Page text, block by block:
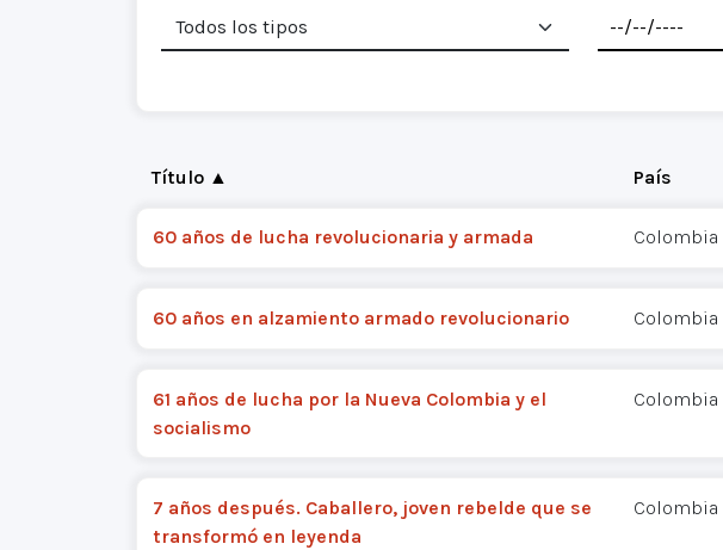
Título ▲ País
60 años de lucha revolucionaria y armada Colombia
60 años en alzamiento armado revolucionario Colombia
61 años de lucha por la Nueva Colombia y el
socialismo
Colombia
7 años después. Caballero, joven rebelde que se
transformó en leyenda
Colombia